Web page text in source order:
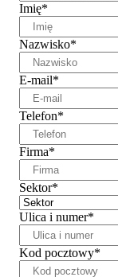
Imię*
Nazwisko*
E-mail*
Telefon*
Firma*
Sektor*
Ulica i numer*
Kod pocztowy*